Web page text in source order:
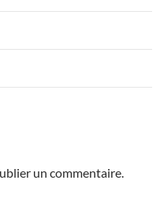
un commentaire.